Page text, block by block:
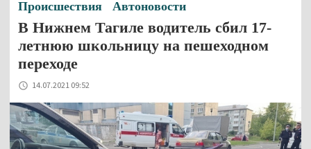
Происшествия Автоновости
В Нижнем Тагиле водитель сбил 17-
летнюю школьницу на пешеходном
переходе
14.07.2021 09:52